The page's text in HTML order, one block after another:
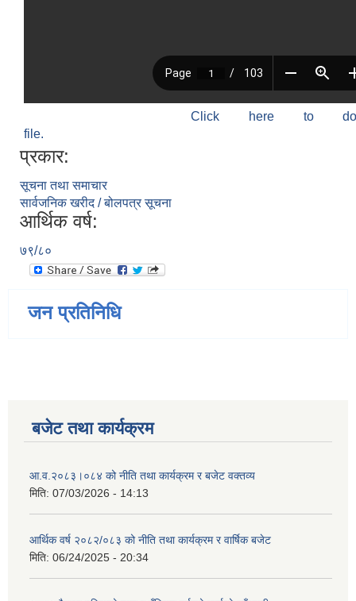
Click here to
file.
प्रकार:
सूचना तथा समाचार
सार्वजनिक खरीद / बोलपत्र सूचना
आर्थिक वर्ष:
७९/८०
जन प्रतिनिधि
बजेट तथा कार्यक्रम
आ.व.२०८३।०८४ को नीति तथा कार्यक्रम र बजेट वक्तव्य
मिति: 07/03/2026 - 14:13
आर्थिक वर्ष २०८२/०८३ को नीति तथा कार्यक्रम र वार्षिक बजेट
मिति: 06/24/2025 - 20:34